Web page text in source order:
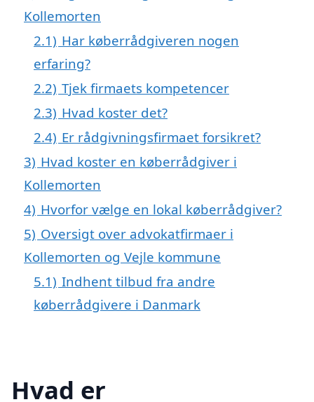
Kollemorten
2.1) Har køberrådgiveren nogen
erfaring?
2.2) Tjek firmaets kompetencer
2.3) Hvad koster det?
2.4) Er rådgivningsfirmaet forsikret?
3) Hvad koster en køberrådgiver i
Kollemorten
4) Hvorfor vælge en lokal køberrådgiver?
5) Oversigt over advokatfirmaer i
Kollemorten og Vejle kommune
5.1) Indhent tilbud fra andre
køberrådgivere i Danmark
Hvad er